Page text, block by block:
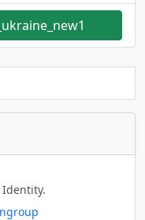
Identity.